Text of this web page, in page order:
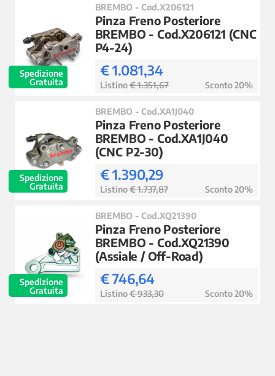
Spedizione
Gratuita
BREMBO - Cod.X206121
Pinza Freno Posteriore
BREMBO - Cod.X206121 (CNC
P4-24)
€ 1.081,34
Listino€ 1.351,67 Sconto 20%
Spedizione
Gratuita
BREMBO - Cod.XA1J040
Pinza Freno Posteriore
BREMBO - Cod.XA1J040
(CNC P2-30)
€ 1.390,29
Listino€ 1.737,87 Sconto 20%
Spedizione
Gratuita
BREMBO - Cod.XQ21390
Pinza Freno Posteriore
BREMBO - Cod.XQ21390
(Assiale / Off-Road)
€ 746,64
Listino€ 933,30 Sconto 20%